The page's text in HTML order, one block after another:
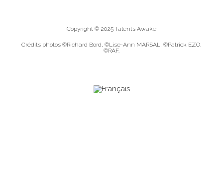
Copyright © 2025 Talents Awake
Crédits photos ©Richard Bord, ©Lise-Ann MARSAL, ©Patrick EZO,
©RAF.